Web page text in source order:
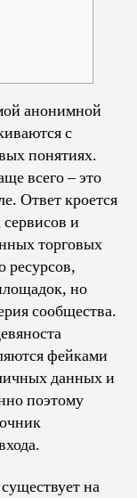
анонимной
с
понятиях.
всего – это
Ответ кроется
и
торговых
ресурсов,
но
сообщества.
фейками
данных и
поэтому
на